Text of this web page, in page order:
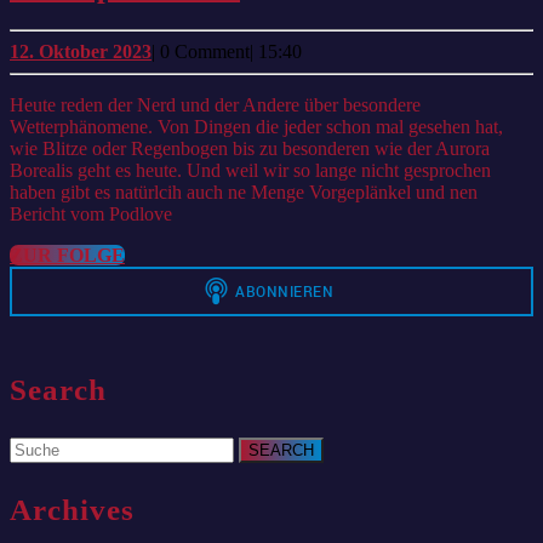
Klimawochen
2
–
Wetterphänomene
12. Oktober 202312.
Oktober
2023
| 0 Comment| 15:40
Heute reden der Nerd und der Andere über besondere
Wetterphänomene. Von Dingen die jeder schon mal gesehen hat,
wie Blitze oder Regenbogen bis zu besonderen wie der Aurora
Borealis geht es heute. Und weil wir so lange nicht gesprochen
haben gibt es natürlcih auch ne Menge Vorgeplänkel und nen
Bericht vom Podlove
ZUR FOLGEZUR
FOLGE
Search
Search
for:
Archives